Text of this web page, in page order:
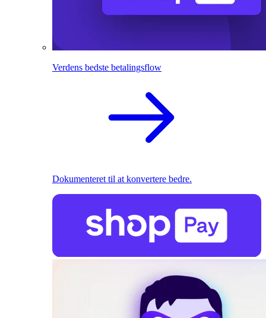
Verdens bedste betalingsflow
Dokumenteret til at konvertere bedre.